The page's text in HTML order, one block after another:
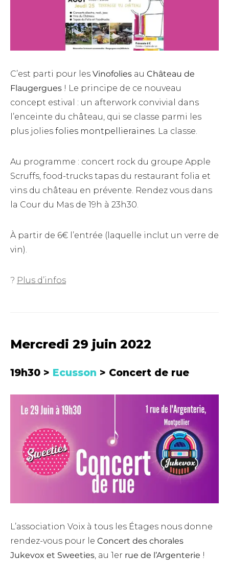
C’est parti pour les Vinofolies au Château de
Flaugergues ! Le principe de ce nouveau
concept estival : un afterwork convivial dans
l’enceinte du château, qui se classe parmi les
plus jolies folies montpellieraines. La classe.
Au programme : concert rock du groupe Apple
Scruffs, food-trucks tapas du restaurant folia et
vins du château en prévente. Rendez vous dans
la Cour du Mas de 19h à 23h30.
À partir de 6€ l’entrée (laquelle inclut un verre de
vin).
? Plus d’infos
Mercredi 29 juin 2022
19h30 > Ecusson > Concert de rue
L’association Voix à tous les Étages nous donne
rendez-vous pour le Concert des chorales
Jukevox et Sweeties, au 1er rue de l’Argenterie !